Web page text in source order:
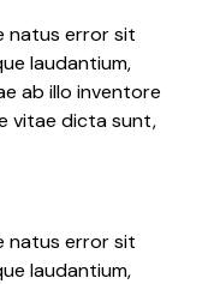
natus error sit
laudantium,
ab illo inventore
vitae dicta sunt,
natus error sit
laudantium,